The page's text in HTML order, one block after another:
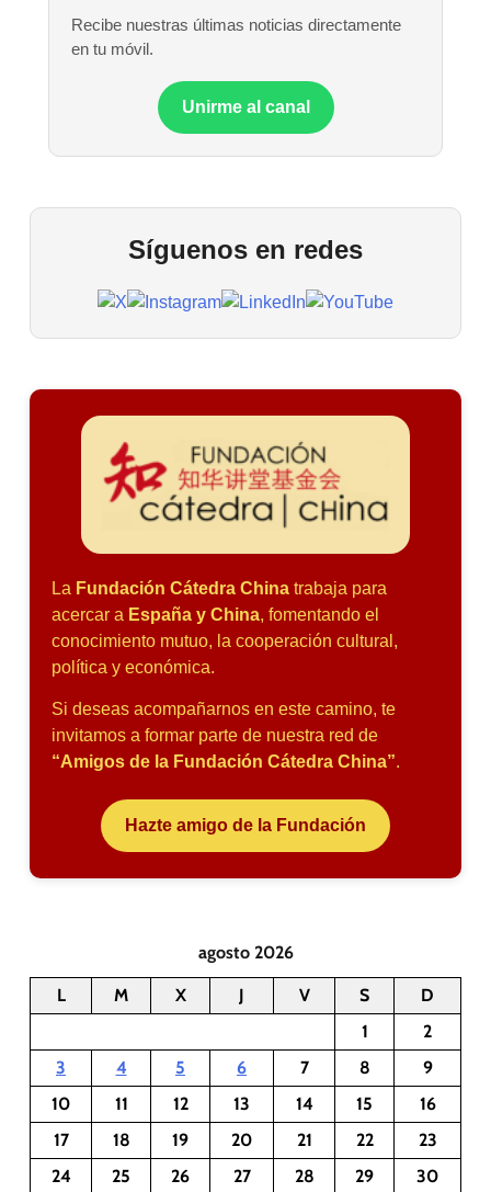
Recibe nuestras últimas noticias directamente
en tu móvil.
Unirme al canal
Síguenos en redes
La Fundación Cátedra China trabaja para
acercar a España y China, fomentando el
conocimiento mutuo, la cooperación cultural,
política y económica.
Si deseas acompañarnos en este camino, te
invitamos a formar parte de nuestra red de
“Amigos de la Fundación Cátedra China”.
Hazte amigo de la Fundación
agosto 2026
L M X J V S
D
1
2
3
4 5 6 7 8
9
10
11 12 13 14 15
16
17
18 19 20 21 22
23
24
25 26 27 28 29
30